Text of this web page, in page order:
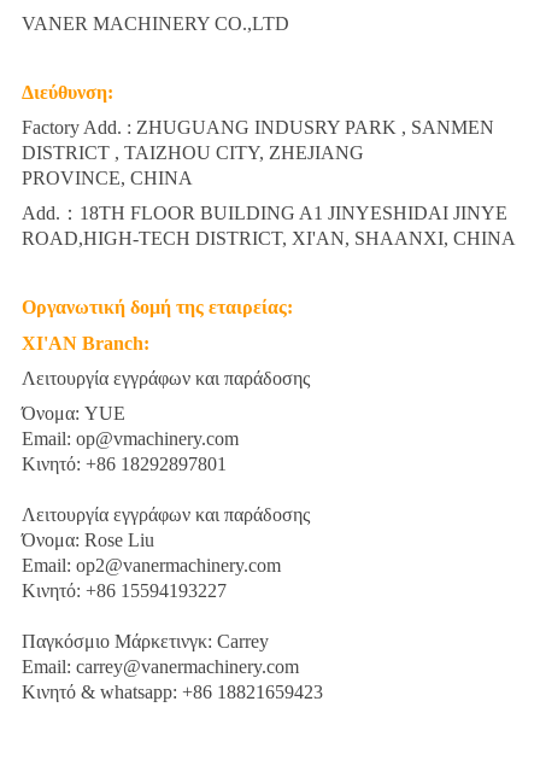
VANER MACHINERY CO.,LTD
Διεύθυνση:
Factory Add. : ZHUGUANG INDUSRY PARK , SANMEN
DISTRICT , TAIZHOU CITY, ZHEJIANG
PROVINCE, CHINA
Add.：18TH FLOOR BUILDING A1 JINYESHIDAI JINYE
ROAD,HIGH-TECH DISTRICT, XI'AN, SHAANXI, CHINA
Οργανωτική δομή της εταιρείας:
XI'AN Branch:
Λειτουργία εγγράφων και παράδοσης
Όνομα: YUE
Email: op@vmachinery.com
Κινητό: +86 18292897801
Λειτουργία εγγράφων και παράδοσης
Όνομα: Rose Liu
Email: op2@vanermachinery.com
Κινητό: +86 15594193227
Παγκόσμιο Μάρκετινγκ: Carrey
Email: carrey@vanermachinery.com
Κινητό & whatsapp: +86 18821659423